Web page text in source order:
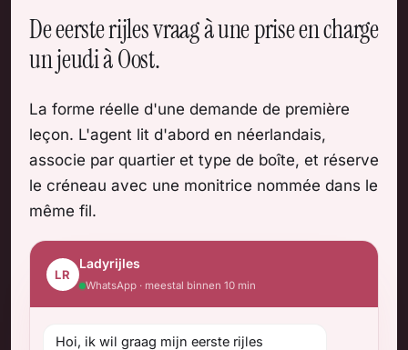
De eerste rijles vraag à une prise en charge
un jeudi à Oost.
La forme réelle d'une demande de première
leçon. L'agent lit d'abord en néerlandais,
associe par quartier et type de boîte, et réserve
le créneau avec une monitrice nommée dans le
même fil.
LR
Ladyrijles
WhatsApp · meestal binnen 10 min
Hoi, ik wil graag mijn eerste rijles